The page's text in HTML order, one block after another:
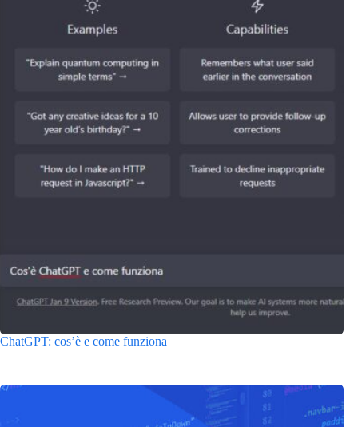
ChatGPT: cos’è e come funziona